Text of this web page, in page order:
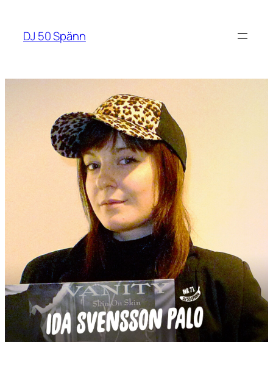
innehåll
DJ 50 Spänn